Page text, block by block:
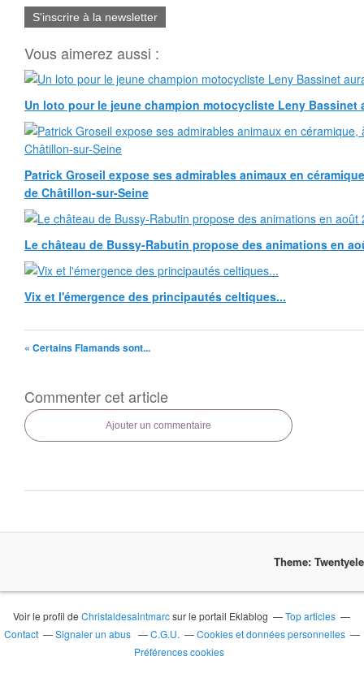
S'inscrire à la newsletter
Vous aimerez aussi :
Un loto pour le jeune champion motocycliste Leny Bassinet
Patrick Groseil expose ses admirables animaux en
de Châtillon-sur-Seine
Le château de Bussy-Rabutin propose des animations en
Vix et l'émergence des principautés celtiques...
« Certains Flamands sont...
Commenter cet article
Ajouter un commentaire
Theme:
Voir le profil deChristaldesaintmarcsur le portail Eklablog
Top articles
Contact
Signaler un abus C.G.U.
Cookies et données personnelles
Préférences cookies